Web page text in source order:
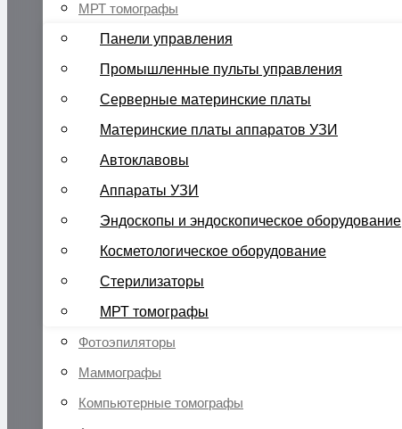
МРТ томографы
Панели управления
Промышленные пульты управления
Серверные материнские платы
Материнские платы аппаратов УЗИ
Автоклавовы
Аппараты УЗИ
Эндоскопы и эндоскопическое оборудование
Косметологическое оборудование
Стерилизаторы
МРТ томографы
Фотоэпиляторы
Маммографы
Компьютерные томографы